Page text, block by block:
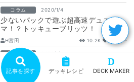
コラム 2020/1/4
少ないパックで遊ぶ超高速デュエ
マ！？トッキューブリッツ！
H宮田 10.2K -
2020/1/4
トリガーも利用して墓地肥やし！？シ
ールドは美味しいコスト！H宮田式
記事を探す デッキレシピ
D
DECK MAKER